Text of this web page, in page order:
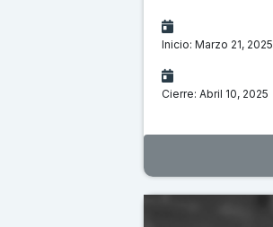
Inicio: Marzo 21, 2025
Cierre: Abril 10, 2025